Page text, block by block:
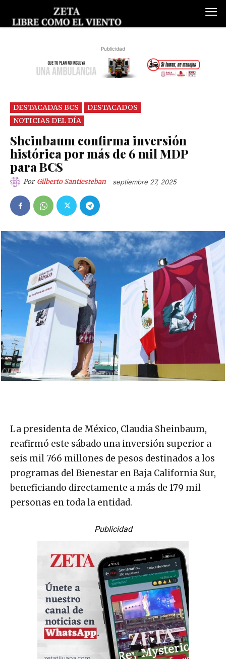
Publicidad
DESTACADAS BCS
DESTACADOS
NOTICIAS DEL DÍA
Sheinbaum confirma inversión
histórica por más de 6 mil MDP
para BCS
Por Gilberto Santiesteban septiembre 27, 2025
La presidenta de México, Claudia Sheinbaum,
reafirmó este sábado una inversión superior a
seis mil 766 millones de pesos destinados a los
programas del Bienestar en Baja California Sur,
beneficiando directamente a más de 179 mil
personas en toda la entidad.
Publicidad